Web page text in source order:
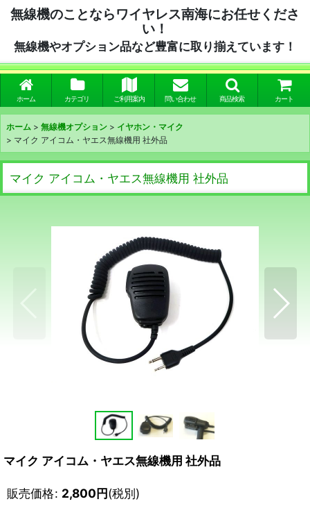
無線機のことならワイヤレス南海にお任せくださ
い！
無線機やオプション品など豊富に取り揃えています！
ホーム カテゴリ ご利用案内 問い合わせ 商品検索 カート
ホーム > 無線機オプション > イヤホン・マイク
> マイク アイコム・ヤエス無線機用 社外品
マイク アイコム・ヤエス無線機用 社外品
マイク アイコム・ヤエス無線機用 社外品
販売価格: 2,800円(税別)